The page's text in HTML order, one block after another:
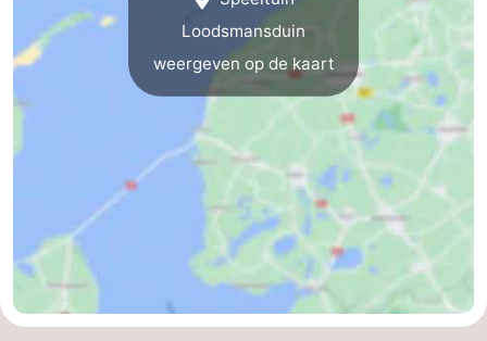
Monumenten
Rondvaarten
-
Boerderijen
-
Loodsmansduin
weergeven op de kaart